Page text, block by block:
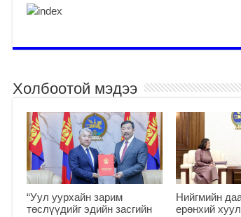
Холбоотой мэдээ
“Уул уурхайн зарим
төслүүдийг эдийн засгийн
Нийгмийн
ерөнхий